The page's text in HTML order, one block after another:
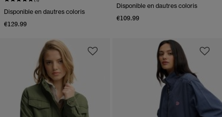
Disponible en dautres coloris
€129.99
Disponible en dautres coloris
€109.99